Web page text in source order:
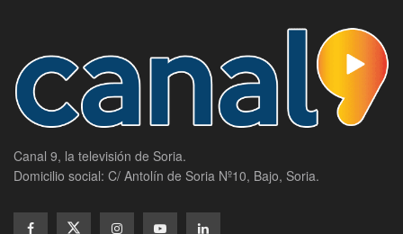
Canal 9, la televisión de Soria.
Domicilio social: C/ Antolín de Soria Nº10, Bajo, Soria.